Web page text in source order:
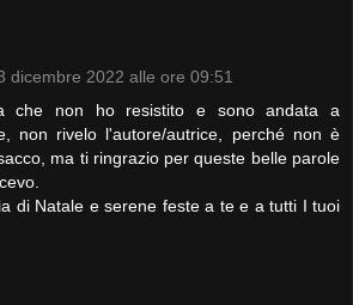
dicembre 2022 alle ore 09:51
che non ho resistito e sono andata a
non rivelo l'autore/autrice, perché non è
ma ti ringrazio per queste belle parole
di Natale e serene feste a te e a tutti I tuoi